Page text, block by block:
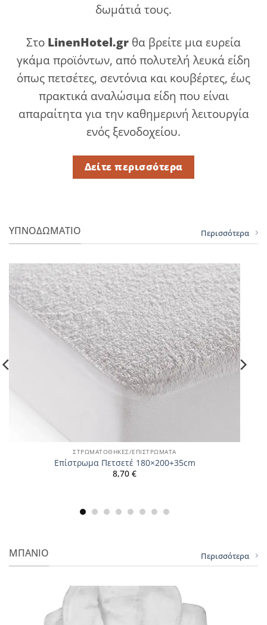
δωμάτιά τους.
Στο LinenHotel.gr θα βρείτε μια ευρεία
γκάμα προϊόντων, από πολυτελή λευκά είδη
όπως πετσέτες, σεντόνια και κουβέρτες, έως
πρακτικά αναλώσιμα είδη που είναι
απαραίτητα για την καθημερινή λειτουργία
ενός ξενοδοχείου.
Δείτε περισσότερα
ΥΠΝΟΔΩΜΑΤΙΟ Περισσότερα
ΣΤΡΩΜΑΤΟΘΗΚΕΣ/ΕΠΙΣΤΡΩΜΑΤΑ
Επίστρωμα Πετσετέ 180×200+35cm
8,70 €
ΜΠΑΝΙΟ Περισσότερα